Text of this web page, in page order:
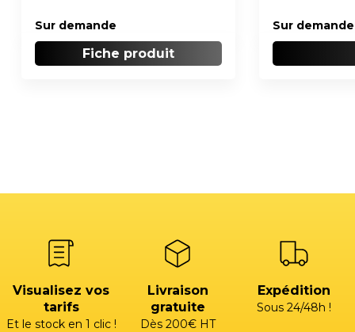
Sur demande
Fiche produit
Sur demande
Visualisez vos
tarifs
Et le stock en 1 clic !
Livraison
gratuite
Dès 200€ HT
Expédition
Sous 24/48h !